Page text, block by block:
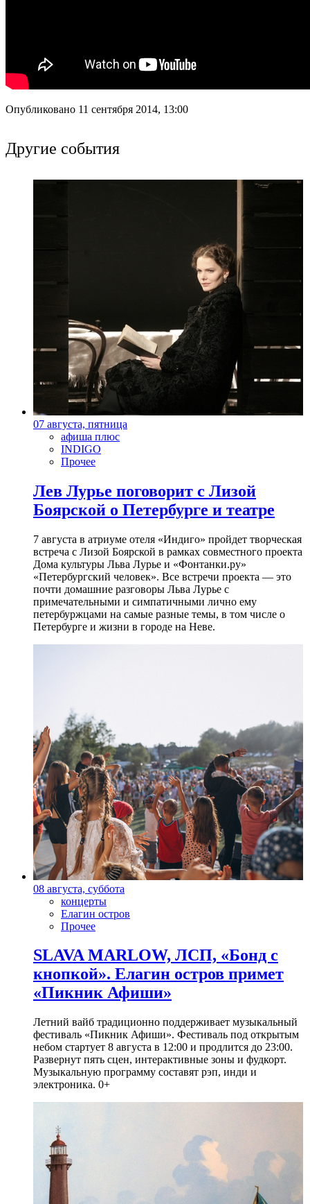
Опубликовано 11 сентября 2014, 13:00
Другие события
07 августа, пятница
афиша плюс
INDIGO
Прочее
Лев Лурье поговорит с Лизой
Боярской о Петербурге и театре
7 августа в атриуме отеля «Индиго» пройдет творческая
встреча с Лизой Боярской в рамках совместного проекта
Дома культуры Льва Лурье и «Фонтанки.ру»
«Петербургский человек». Все встречи проекта — это
почти домашние разговоры Льва Лурье с
примечательными и симпатичными лично ему
петербуржцами на самые разные темы, в том числе о
Петербурге и жизни в городе на Неве.
08 августа, суббота
концерты
Елагин остров
Прочее
SLAVA MARLOW, ЛСП, «Бонд с
кнопкой». Елагин остров примет
«Пикник Афиши»
Летний вайб традиционно поддерживает музыкальный
фестиваль «Пикник Афиши». Фестиваль под открытым
небом стартует 8 августа в 12:00 и продлится до 23:00.
Развернут пять сцен, интерактивные зоны и фудкорт.
Музыкальную программу составят рэп, инди и
электроника. 0+